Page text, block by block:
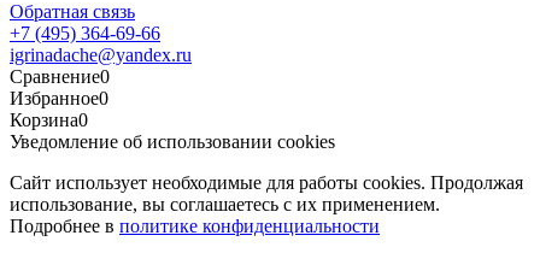
Обратная связь
+7 (495) 364-69-66
igrinadache@yandex.ru
Сравнение0
Избранное0
Корзина0
Уведомление об использовании cookies
Сайт использует необходимые для работы cookies. Продолжая
использование, вы соглашаетесь с их применением.
Подробнее в политике конфиденциальности